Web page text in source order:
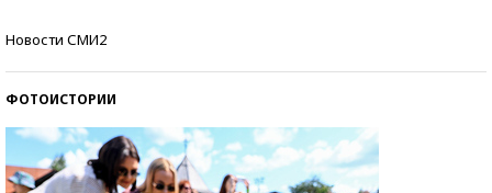
Новости СМИ2
ФОТОИСТОРИИ